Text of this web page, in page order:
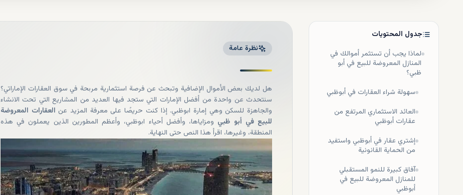
جدول المحتويات
لماذا يجب أن تستثمر أموالك في
المنازل المعروضة للبيع في أبو
ظبي؟
سهولة شراء العقارات في أبوظبي
العائد الاستثماري المرتفع من
عقارات أبوظبي
إشتري عقار في أبوظبي واستفيد
من الحماية القانونية
آفاق كبيرة للنمو المستقبلي
للمنازل المعروضة للبيع في
أبوظبي
نظرة عامة
هل لديك بعض الأموال الإضافية وتبحث عن فرصة استثمارية مربحة في سوق العقارات الإماراتي؟
سنتحدث عن واحدة من أفضل الإمارات التي ستجد فيها العديد من المشاريع التي تحت الانشاء
والجاهزة للسكن وهي إمارة ابوظبي. إذا كنت حريصًا على معرفة المزيد عن العقارات المعروضة
للبيع في أبو ظبي ومزاياها، وأفضل أحياء ابوظبي، وأعظم المطورين الذين يعملون في هذه
المنطقة، وغيرها، اقرأ هذا النص حتى النهاية.